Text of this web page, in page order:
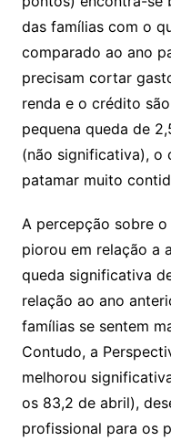
das famílias com o
comparado ao ano
precisam cortar
renda e o crédito
pequena queda de
(não significativa), o
patamar muito
A percepção sobre
piorou em relação a
queda significativa
relação ao ano
famílias se sentem
Contudo, a
melhorou
os 83,2 de abril),
profissional para os